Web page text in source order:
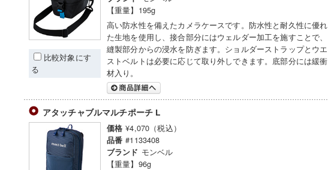
比較対象にす
る
【重量】195g
高い防水性を備えたカメラケースです。防水性と耐久性に優れ
た生地を使用し、接合部分にはウェルダー加工を施すことで、
縫製部分からの浸水を防ぎます。ショルダーストラップとウエ
ストベルトは必要に応じて取り外しできます。底部分には緩衝
材入り。
アタッチャブルマルチポーチ L
価格 ¥4,070（税込）
品番 #1133408
ブランド モンベル
【重量】96g